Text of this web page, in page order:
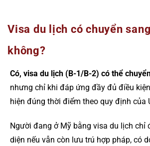
Visa du lịch có chuyển
không?
Có, visa du lịch (B-1/B-2) có thể
nhưng chỉ khi đáp ứng đầy đủ điều
hiện đúng thời điểm theo quy định của
Người đang ở Mỹ bằng visa du lịch chỉ
diện nếu vẫn còn lưu trú hợp pháp, có